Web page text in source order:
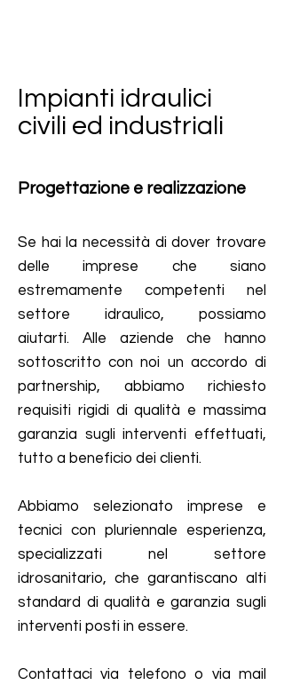
Impianti idraulici
civili ed industriali
Progettazione e realizzazione
Se hai la necessità di dover trovare
delle imprese che siano
estremamente competenti nel
settore idraulico, possiamo
aiutarti. Alle aziende che hanno
sottoscritto con noi un accordo di
partnership, abbiamo richiesto
requisiti rigidi di qualità e massima
garanzia sugli interventi effettuati,
tutto a beneficio dei clienti.
Abbiamo selezionato imprese e
tecnici con pluriennale esperienza,
specializzati nel settore
idrosanitario, che garantiscano alti
standard di qualità e garanzia sugli
interventi posti in essere.
Contattaci via telefono o via mail